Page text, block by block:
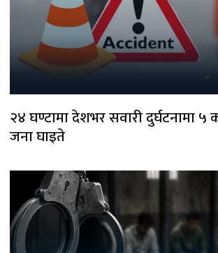
२४ घण्टामा देशभर सवारी दुर्घटनामा ५
जना घाइते